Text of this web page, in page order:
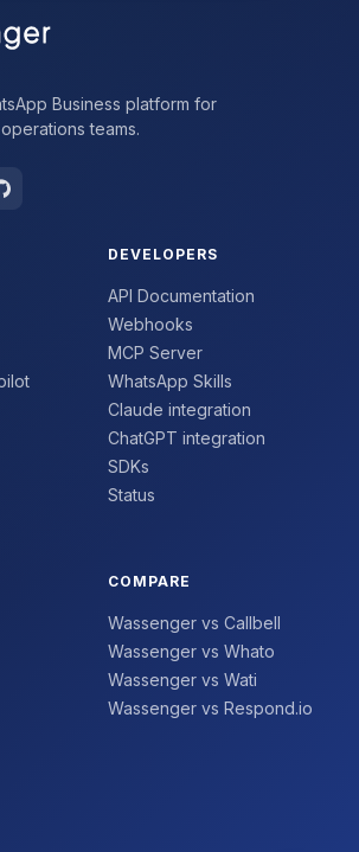
Business platform for
teams.
DEVELOPERS
API Documentation
Webhooks
MCP Server
WhatsApp Skills
Claude integration
ChatGPT integration
SDKs
Status
COMPARE
Wassenger vs Callbell
Wassenger vs Whato
Wassenger vs Wati
Wassenger vs Respond.io